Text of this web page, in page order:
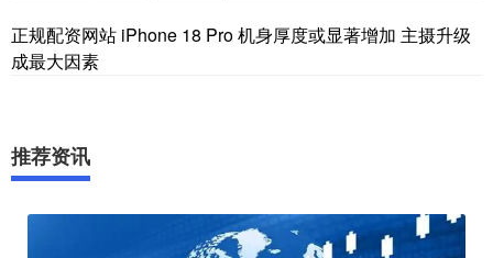
正规配资网站 iPhone 18 Pro 机身厚度或显著增加 主摄升级
成最大因素
推荐资讯